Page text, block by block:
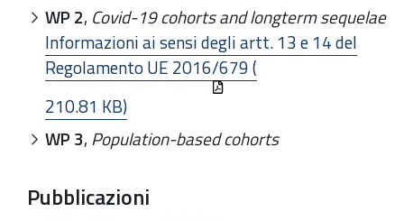
WP 2, Covid-19 cohorts and longterm sequelae
Informazioni ai sensi degli artt. 13 e 14 del
Regolamento UE 2016/679 (
210.81 KB)
WP 3, Population-based cohorts
Pubblicazioni